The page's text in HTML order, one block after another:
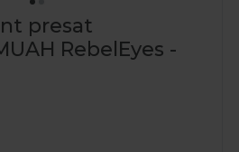
presat
RebelEyes -